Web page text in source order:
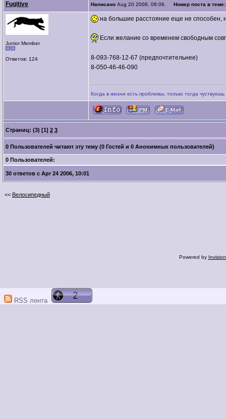
Fugitive Написано Aug 20 2008, 08:06. Номер поста в
Junior Member
Ответов: 124
на большие расстояние еще не способен,
Если желание со временем свободным
8-093-768-12-67 (предпочтительнее)
8-050-46-46-090
Когда в жизни есть проблемы, только тогда
Страниц: (3) [1] 2 3
0 Пользователей читают эту тему (0 Гостей и 0 Анонимных пользователей)
0 Пользователей:
30 ответов с Apr 24 2006, 10:01
<< Велосипедный
Powered by
RSS лента